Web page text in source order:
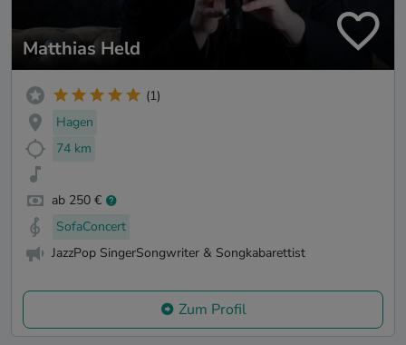
Matthias Held
(1)
Hagen
74 km
ab 250 €
SofaConcert
JazzPop SingerSongwriter & Songkabarettist
Zum Profil